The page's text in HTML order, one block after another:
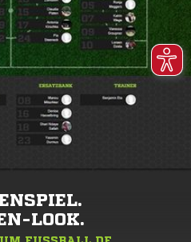
LOOK.